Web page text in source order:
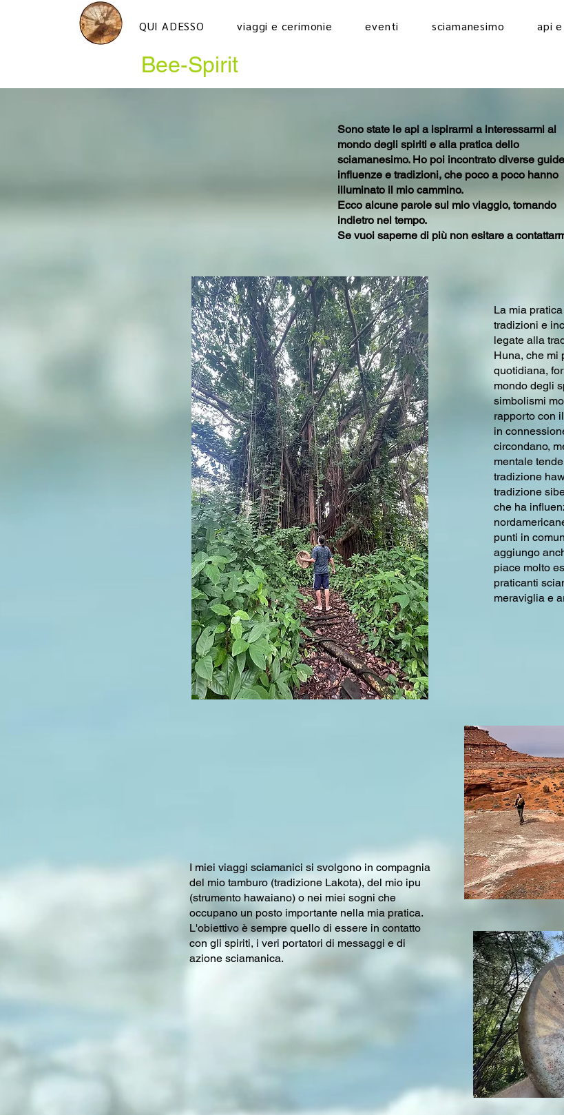
QUI ADESSO viaggi e cerimonie eventi sciamanesimo api
Bee-Spirit
Sono state le api a ispirarmi a interessarmi al
mondo degli spiriti e alla pratica dello
sciamanesimo. Ho poi incontrato diverse
influenze e tradizioni, che poco a poco hanno
illuminato il mio cammino.
Ecco alcune parole sul mio viaggio, tornando
indietro nel tempo.
Se vuoi saperne di più non esitare a
La mia
tradizioni e
legate alla
Huna, che mi
quotidiana,
mondo degli
simbolismi
rapporto con
in
circondano,
mentale
tradizione
tradizione
che ha
punti in
aggiungo
piace molto
praticanti
meraviglia e
I miei viaggi sciamanici si svolgono in compagnia
del mio tamburo (tradizione Lakota), del mio ipu
(strumento hawaiano) o nei miei sogni che
occupano un posto importante nella mia pratica.
L'obiettivo è sempre quello di essere in contatto
con gli spiriti, i veri portatori di messaggi e di
azione sciamanica.